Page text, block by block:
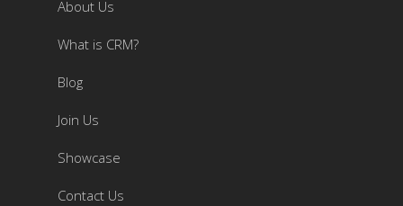
About Us
What is CRM?
Blog
Join Us
Showcase
Contact Us